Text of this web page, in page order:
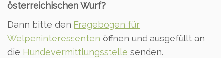
österreichischen Wurf?
Dann bitte den Fragebogen für
Welpeninteressenten öffnen und ausgefüllt an
die Hundevermittlungsstelle senden.